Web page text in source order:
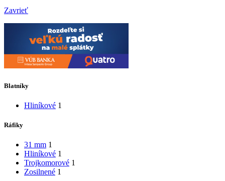
Zavrieť
Blatníky
Hliníkové 1
Ráfiky
31 mm 1
Hliníkové 1
Trojkomorové 1
Zosilnené 1